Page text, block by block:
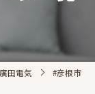
田電気 #彦根市